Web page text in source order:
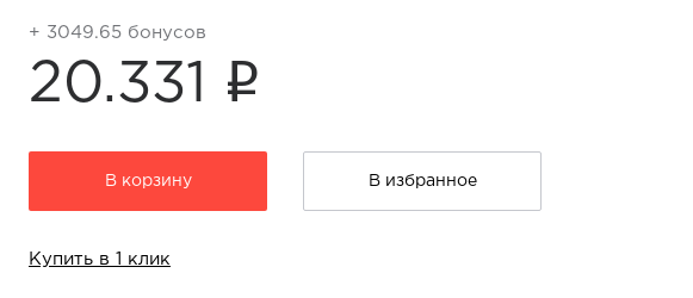
+ 3049.65 бонусов
20.331 i
В корзину В избранное
Купить в 1 клик